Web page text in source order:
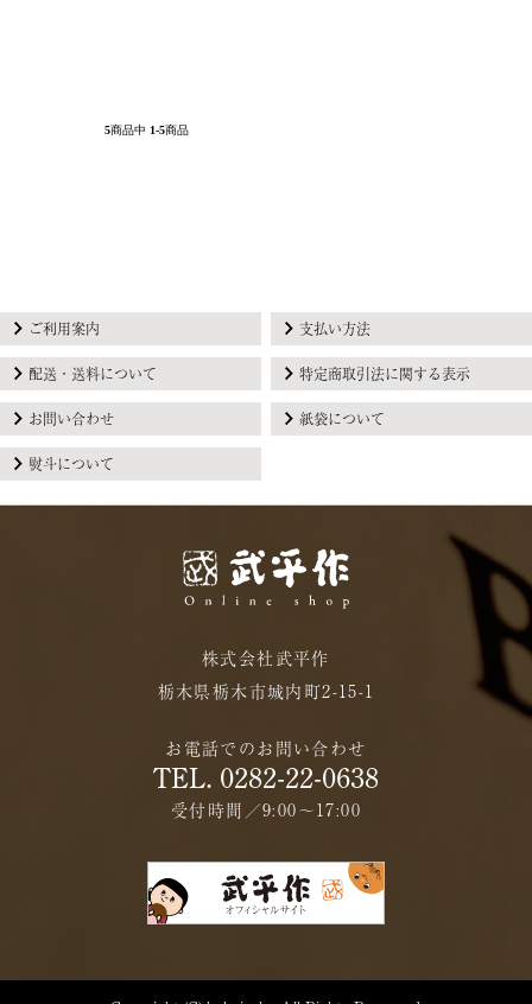
5商品中 1-5商品
ご利用案内 支払い方法
配送・送料について 特定商取引法に関する表示
お問い合わせ 紙袋について
熨斗について
株式会社武平作
栃木県栃木市城内町2-15-1
お電話でのお問い合わせ
TEL. 0282-22-0638
受付時間／9:00〜17:00